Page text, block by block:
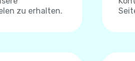
zu erhalten.